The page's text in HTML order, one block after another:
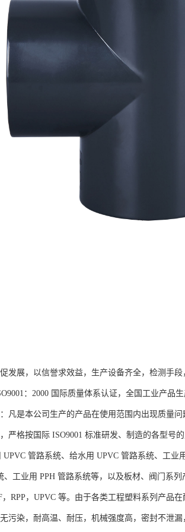
发展，以信誉求效益，生产设备齐全，检测手
：2000 国际质量体系认证，全国工业产品
凡是本公司生产的产品在使用范围内出现质量
严格按国际 ISO9001 标准研发、制造的各型号
管路系统、给水用 UPVC 管路系统、工
、工业用 PPH 管路系统等，以及板材、阀门系
RPP，UPVC 等。由于各类工程塑料系列产品
污染，耐高温、耐压，机械强度高，密封不泄